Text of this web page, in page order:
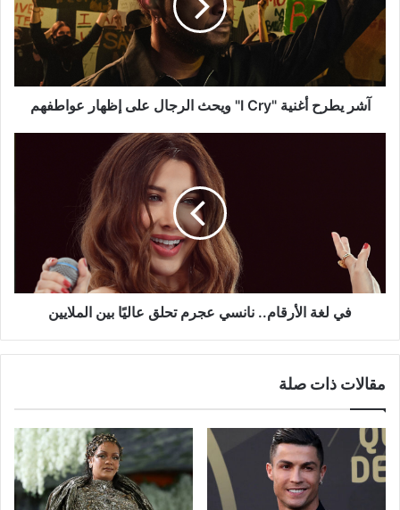
ويحث
الرجال
على
إظهار
عواطفهم
آشر يطرح أغنية "I Cry" ويحث الرجال على إظهار عواطفهم
عاليًا
بين
الملايين
في لغة الأرقام.. نانسي عجرم تحلق عاليًا بين الملايين
مقالات ذات صلة